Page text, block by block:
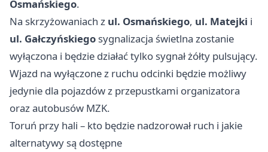
Osmańskiego.
Na skrzyżowaniach z ul. Osmańskiego, ul. Matejki i
ul. Gałczyńskiego sygnalizacja świetlna zostanie
wyłączona i będzie działać tylko sygnał żółty pulsujący.
Wjazd na wyłączone z ruchu odcinki będzie możliwy
jedynie dla pojazdów z przepustkami organizatora
oraz autobusów MZK.
Toruń przy hali – kto będzie nadzorował ruch i jakie
alternatywy są dostępne